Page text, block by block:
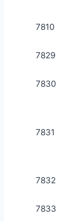
7810
7829
7830
7831
7832
7833